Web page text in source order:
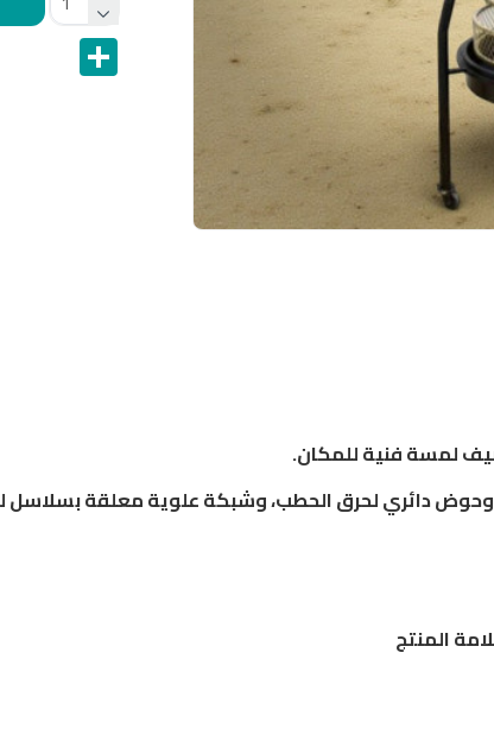
Share
لمسة فنية للمكان.
دائري لحرق الحطب، وشبكة علوية معلقة بسلاسل
المنتج